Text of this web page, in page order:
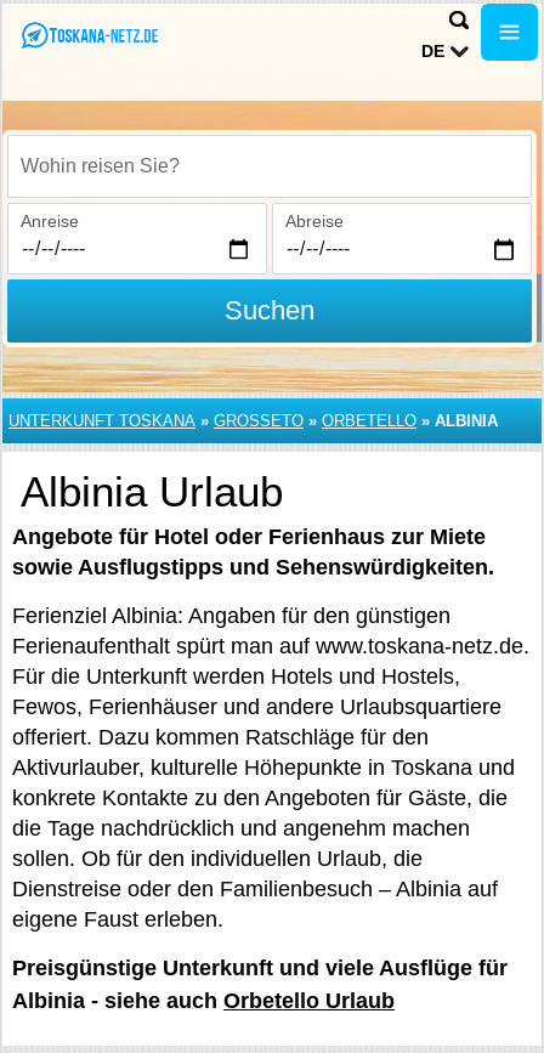
DE
Wohin reisen Sie?
Anreise Abreise
Suchen
UNTERKUNFT TOSKANA » GROSSETO » ORBETELLO » ALBINIA
Albinia Urlaub
Angebote für Hotel oder Ferienhaus zur Miete
sowie Ausflugstipps und Sehenswürdigkeiten.
Ferienziel Albinia: Angaben für den günstigen
Ferienaufenthalt spürt man auf www.toskana-netz.de.
Für die Unterkunft werden Hotels und Hostels,
Fewos, Ferienhäuser und andere Urlaubsquartiere
offeriert. Dazu kommen Ratschläge für den
Aktivurlauber, kulturelle Höhepunkte in Toskana und
konkrete Kontakte zu den Angeboten für Gäste, die
die Tage nachdrücklich und angenehm machen
sollen. Ob für den individuellen Urlaub, die
Dienstreise oder den Familienbesuch – Albinia auf
eigene Faust erleben.
Preisgünstige Unterkunft und viele Ausflüge für
Albinia - siehe auch Orbetello Urlaub